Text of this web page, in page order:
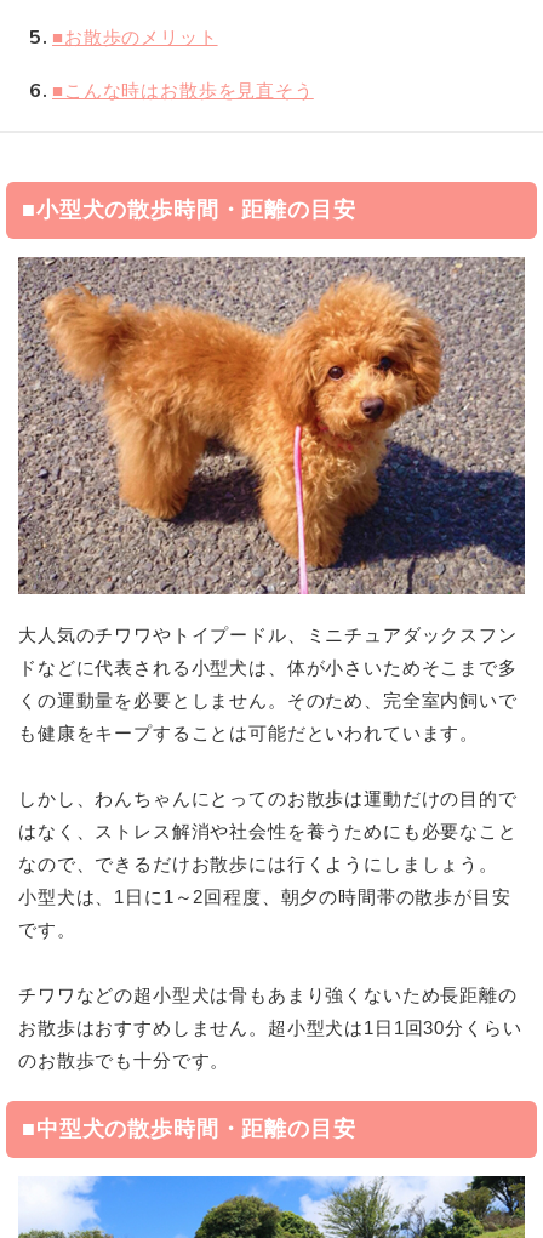
5 ■お散歩のメリット
6 ■こんな時はお散歩を見直そう
■小型犬の散歩時間・距離の目安
大人気のチワワやトイプードル、ミニチュアダックスフン
ドなどに代表される小型犬は、体が小さいためそこまで多
くの運動量を必要としません。そのため、完全室内飼いで
も健康をキープすることは可能だといわれています。
しかし、わんちゃんにとってのお散歩は運動だけの目的で
はなく、ストレス解消や社会性を養うためにも必要なこと
なので、できるだけお散歩には行くようにしましょう。
小型犬は、1日に1～2回程度、朝夕の時間帯の散歩が目安
です。
チワワなどの超小型犬は骨もあまり強くないため長距離の
お散歩はおすすめしません。超小型犬は1日1回30分くらい
のお散歩でも十分です。
■中型犬の散歩時間・距離の目安